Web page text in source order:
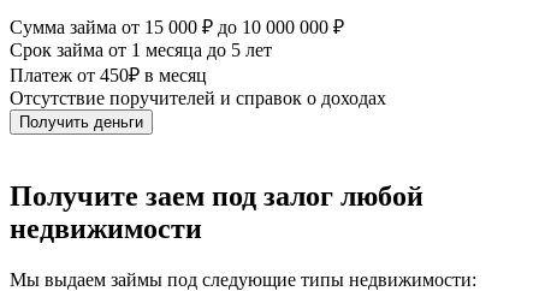
Сумма займа от 15 000 ₽ до 10 000 000 ₽
Срок займа от 1 месяца до 5 лет
Платеж от 450₽ в месяц
Отсутствие поручителей и справок о доходах
Получить деньги
Получите заем под залог любой
недвижимости
Мы выдаем займы под следующие типы недвижимости: